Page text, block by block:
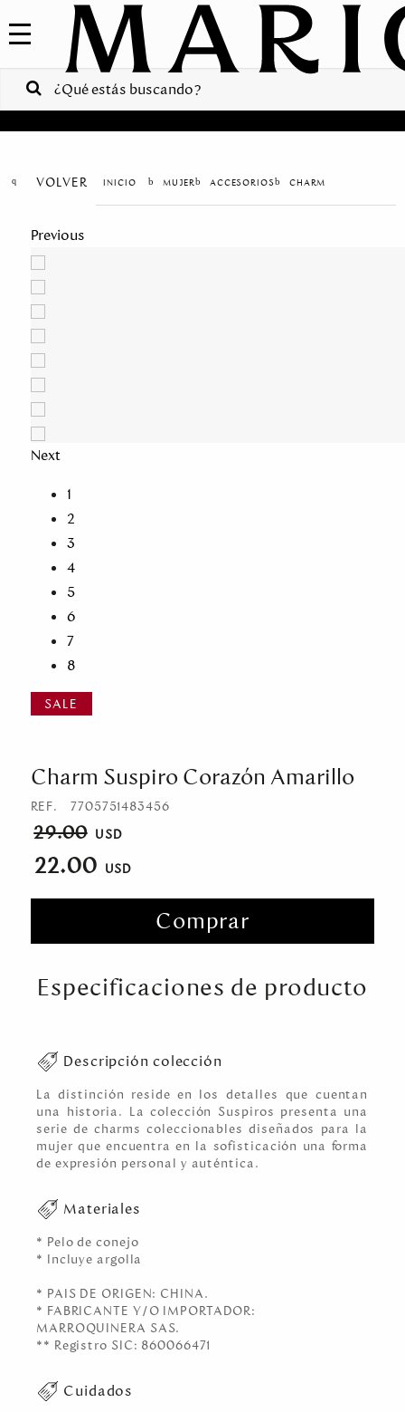
COLECCIONES
SALE
VENTAS
VOLVER MUJER ACCESORIOS CHARM
Previous
Next
1
2
3
4
5
6
7
8
Charm Suspiro Corazón Amarillo
REF. 7705751483456
29.00
22.00
Comprar
Especificaciones de producto
Descripción colección
La distinción reside en los detalles que cuentan
una historia. La colección Suspiros presenta una
serie de charms coleccionables diseñados para la
mujer que encuentra en la sofisticación una forma
de expresión personal y auténtica.
Materiales
* Pelo de conejo
* Incluye argolla
* PAIS DE ORIGEN: CHINA.
* FABRICANTE Y/O IMPORTADOR:
MARROQUINERA SAS.
** Registro SIC: 860066471
Cuidados